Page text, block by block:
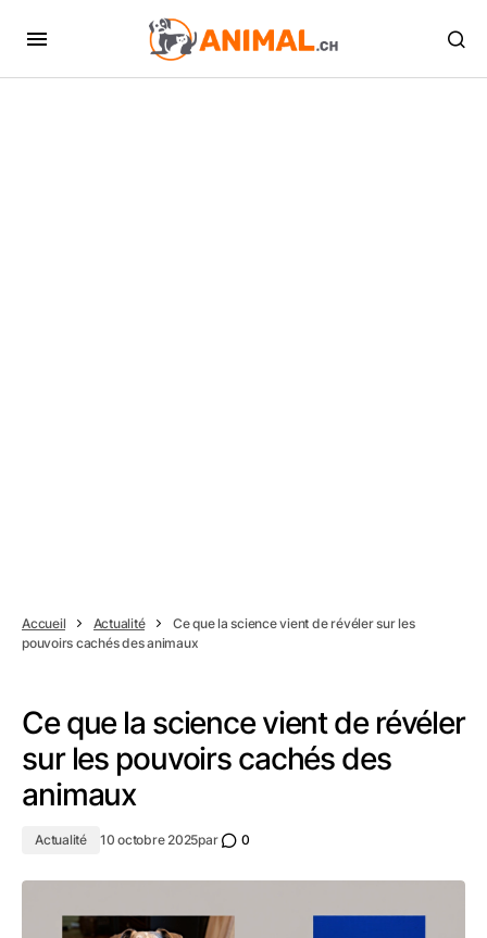
Accueil Actualité
Ce que la science vient de révéler sur les
pouvoirs cachés des animaux
Ce que la science vient de révéler
sur les pouvoirs cachés des
animaux
Actualité 10 octobre 2025par 0